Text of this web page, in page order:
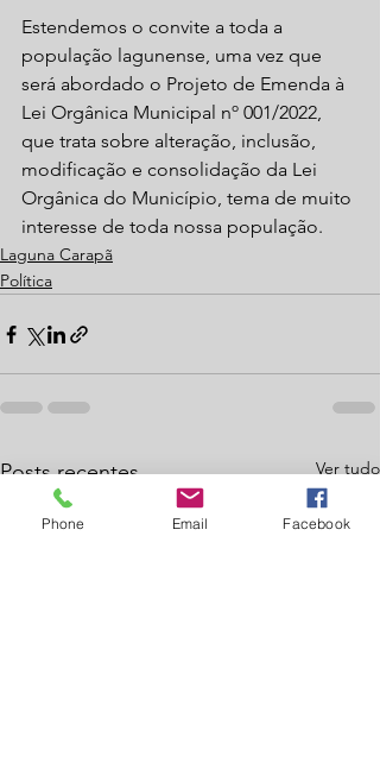
Estendemos o convite a toda a
população lagunense, uma vez que
será abordado o Projeto de Emenda à
Lei Orgânica Municipal nº 001/2022,
que trata sobre alteração, inclusão,
modificação e consolidação da Lei
Orgânica do Município, tema de muito
interesse de toda nossa população.
Laguna Carapã
Política
Posts recentes Ver tudo
Phone Email Facebook